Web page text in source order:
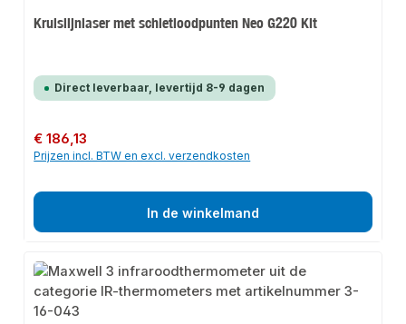
Kruislijnlaser met schietloodpunten Neo G220 Kit
Direct leverbaar, levertijd 8-9 dagen
Normale prijs:
€ 186,13
Prijzen incl. BTW en excl. verzendkosten
In de winkelmand